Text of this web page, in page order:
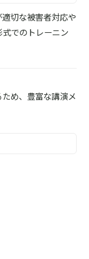
切な被害者対応や
でのトレーニン
め、豊富な講演メ